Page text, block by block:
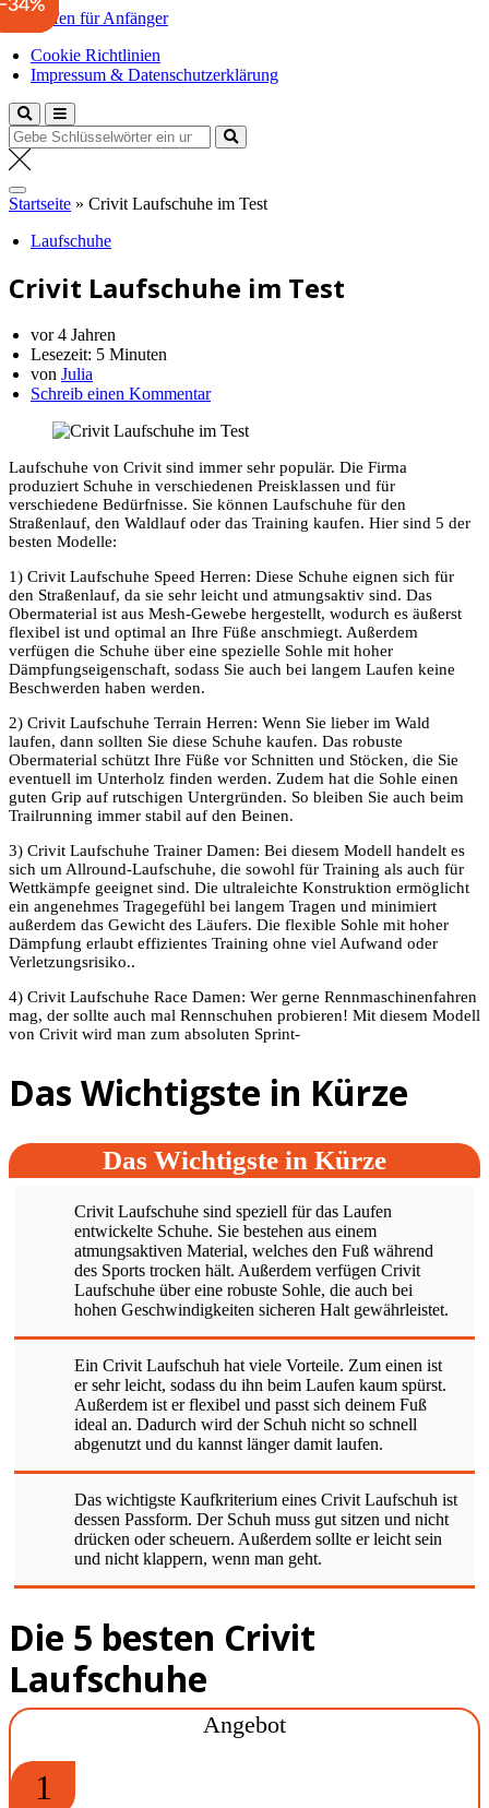
Zum
Inhalt
springen
Laufen für Anfänger
Anfängertipps und Tricks
Cookie Richtlinien
Impressum & Datenschutzerklärung
Suche
nach:
Startseite » Crivit Laufschuhe im Test
Laufschuhe
Crivit Laufschuhe im Test
vor 4 Jahren
Lesezeit: 5 Minuten
von Julia
Schreib einen Kommentar
Laufschuhe von Crivit sind immer sehr populär. Die Firma
produziert Schuhe in verschiedenen Preisklassen und für
verschiedene Bedürfnisse. Sie können Laufschuhe für den
Straßenlauf, den Waldlauf oder das Training kaufen. Hier sind 5 der
besten Modelle:
1) Crivit Laufschuhe Speed Herren: Diese Schuhe eignen sich für
den Straßenlauf, da sie sehr leicht und atmungsaktiv sind. Das
Obermaterial ist aus Mesh-Gewebe hergestellt, wodurch es äußerst
flexibel ist und optimal an Ihre Füße anschmiegt. Außerdem
verfügen die Schuhe über eine spezielle Sohle mit hoher
Dämpfungseigenschaft, sodass Sie auch bei langem Laufen keine
Beschwerden haben werden.
2) Crivit Laufschuhe Terrain Herren: Wenn Sie lieber im Wald
laufen, dann sollten Sie diese Schuhe kaufen. Das robuste
Obermaterial schützt Ihre Füße vor Schnitten und Stöcken, die Sie
eventuell im Unterholz finden werden. Zudem hat die Sohle einen
guten Grip auf rutschigen Untergründen. So bleiben Sie auch beim
Trailrunning immer stabil auf den Beinen.
3) Crivit Laufschuhe Trainer Damen: Bei diesem Modell handelt es
sich um Allround-Laufschuhe, die sowohl für Training als auch für
Wettkämpfe geeignet sind. Die ultraleichte Konstruktion ermöglicht
ein angenehmes Tragegefühl bei langem Tragen und minimiert
außerdem das Gewicht des Läufers. Die flexible Sohle mit hoher
Dämpfung erlaubt effizientes Training ohne viel Aufwand oder
Verletzungsrisiko..
4) Crivit Laufschuhe Race Damen: Wer gerne Rennmaschinenfahren
mag, der sollte auch mal Rennschuhen probieren! Mit diesem Modell
von Crivit wird man zum absoluten Sprint-
Das Wichtigste in Kürze
Das Wichtigste in Kürze
Crivit Laufschuhe sind speziell für das Laufen
entwickelte Schuhe. Sie bestehen aus einem
atmungsaktiven Material, welches den Fuß während
des Sports trocken hält. Außerdem verfügen Crivit
Laufschuhe über eine robuste Sohle, die auch bei
hohen Geschwindigkeiten sicheren Halt gewährleistet.
Ein Crivit Laufschuh hat viele Vorteile. Zum einen ist
er sehr leicht, sodass du ihn beim Laufen kaum spürst.
Außerdem ist er flexibel und passt sich deinem Fuß
ideal an. Dadurch wird der Schuh nicht so schnell
abgenutzt und du kannst länger damit laufen.
Das wichtigste Kaufkriterium eines Crivit Laufschuh ist
dessen Passform. Der Schuh muss gut sitzen und nicht
drücken oder scheuern. Außerdem sollte er leicht sein
und nicht klappern, wenn man geht.
Die 5 besten Crivit
Laufschuhe
Angebot
1